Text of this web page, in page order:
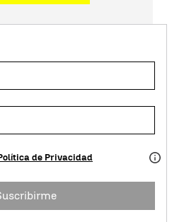
de Privacidad